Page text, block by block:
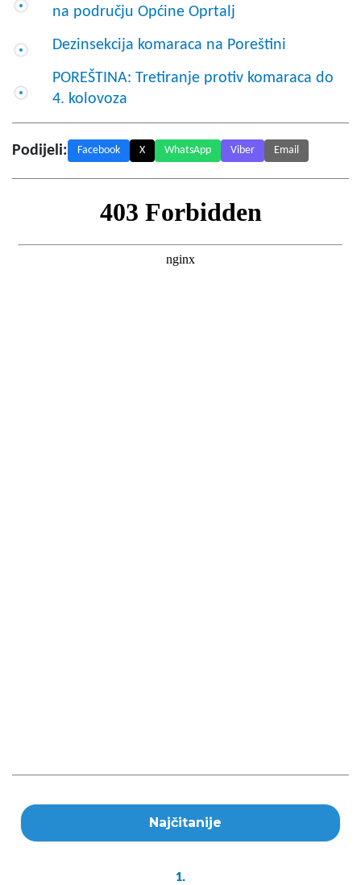
na području Općine Oprtalj
Dezinsekcija komaraca na Poreštini
POREŠTINA: Tretiranje protiv komaraca do
4. kolovoza
Podijeli: Facebook X WhatsApp Viber Email
Najčitanije
1.